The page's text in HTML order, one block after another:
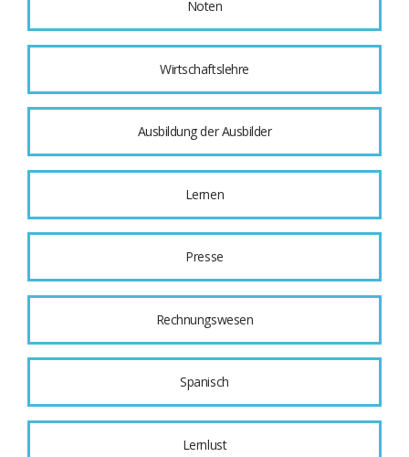
Noten
Wirtschaftslehre
Ausbildung der Ausbilder
Lernen
Presse
Rechnungswesen
Spanisch
Lernlust